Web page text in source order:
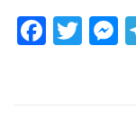
F
T